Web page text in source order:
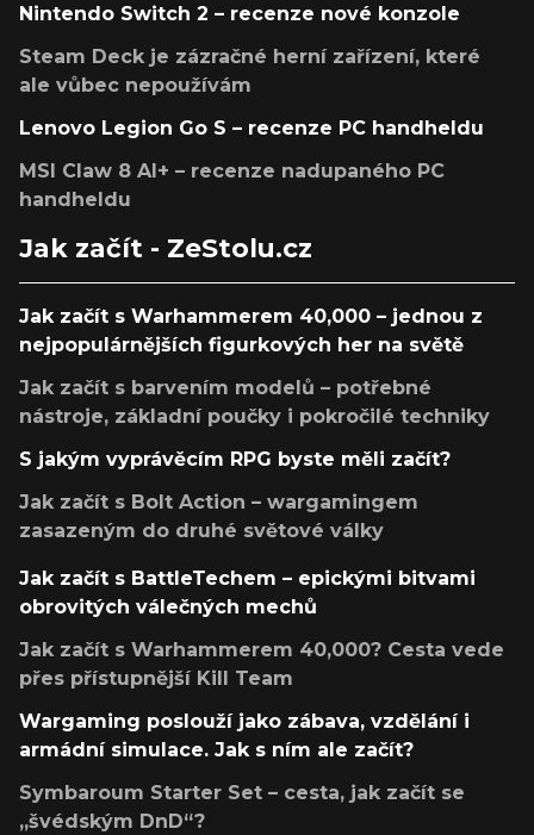
Nintendo Switch 2 – recenze nové konzole
Steam Deck je zázračné herní zařízení, které
ale vůbec nepoužívám
Lenovo Legion Go S – recenze PC handheldu
MSI Claw 8 AI+ – recenze nadupaného PC
handheldu
Jak začít - ZeStolu.cz
Jak začít s Warhammerem 40,000 – jednou z
nejpopulárnějších figurkových her na světě
Jak začít s barvením modelů – potřebné
nástroje, základní poučky i pokročilé techniky
S jakým vyprávěcím RPG byste měli začít?
Jak začít s Bolt Action – wargamingem
zasazeným do druhé světové války
Jak začít s BattleTechem – epickými bitvami
obrovitých válečných mechů
Jak začít s Warhammerem 40,000? Cesta vede
přes přístupnější Kill Team
Wargaming poslouží jako zábava, vzdělání i
armádní simulace. Jak s ním ale začít?
Symbaroum Starter Set – cesta, jak začít se
„švédským DnD“?